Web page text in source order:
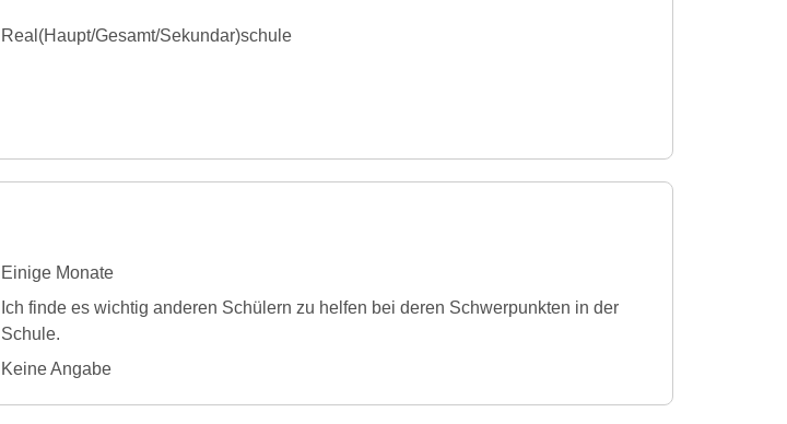
Real(Haupt/Gesamt/Sekundar)schule
Einige Monate
Ich finde es wichtig anderen Schülern zu helfen bei deren Schwerpunkten in der
Schule.
Keine Angabe